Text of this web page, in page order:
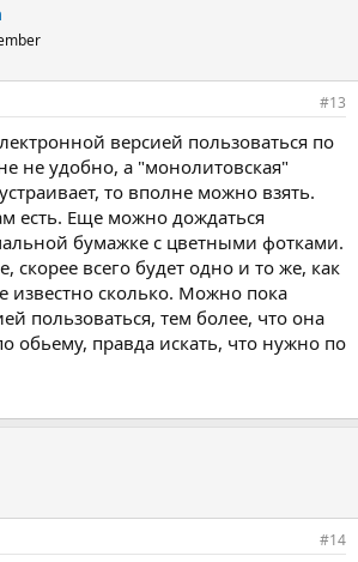
#13
версией пользоваться по
не удобно, а "монолитовская"
то вполне можно взять.
есть. Еще можно дождаться
бумажке с цветными фотками.
скорее всего будет одно и то же, как
известно сколько. Можно пока
пользоваться, тем более, что она
обьему, правда искать, что нужно по
#14